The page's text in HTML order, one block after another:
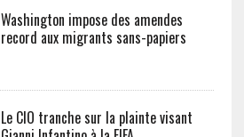
Washington impose des amendes
record aux migrants sans-papiers
Le CIO tranche sur la plainte visant